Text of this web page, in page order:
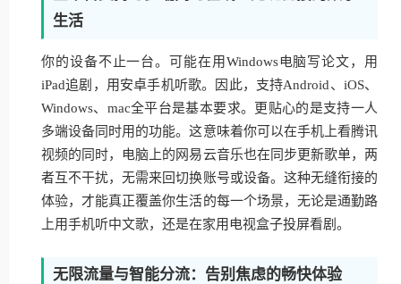
生活
你的设备不止一台。可能在用Windows电脑写论文，用
iPad追剧，用安卓手机听歌。因此，支持Android、iOS、
Windows、mac全平台是基本要求。更贴心的是支持一人
多端设备同时用的功能。这意味着你可以在手机上看腾讯
视频的同时，电脑上的网易云音乐也在同步更新歌单，两
者互不干扰，无需来回切换账号或设备。这种无缝衔接的
体验，才能真正覆盖你生活的每一个场景，无论是通勤路
上用手机听中文歌，还是在家用电视盒子投屏看剧。
无限流量与智能分流：告别焦虑的畅快体验